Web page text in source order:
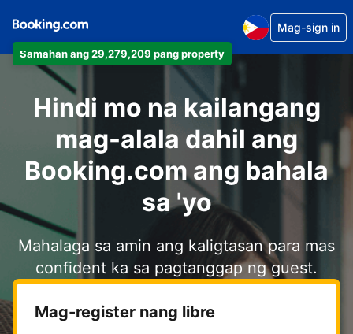
Samahan ang 29,279,209 pang property
Mag-sign in
Hindi mo na kailangang
mag-alala dahil ang
Booking.com ang bahala
sa 'yo
Mahalaga sa amin ang kaligtasan para mas
confident ka sa pagtanggap ng guest.
Mag-register nang libre